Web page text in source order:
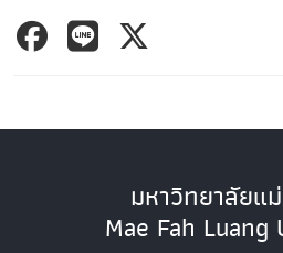
มหาวิทยาลัยแ
Mae Fah